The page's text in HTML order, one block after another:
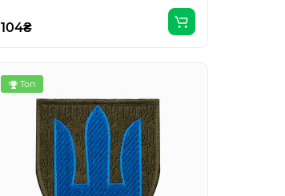
104₴
Топ